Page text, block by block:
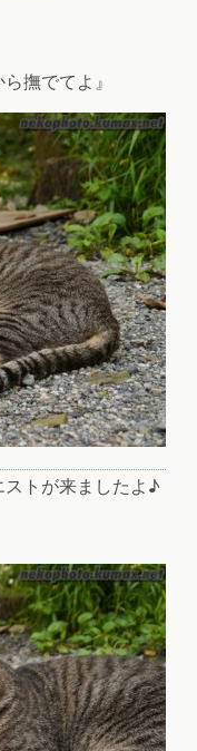
撫でてよ』
トが来ましたよ♪